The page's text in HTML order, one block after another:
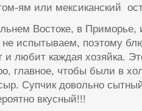
ям или мексиканский
Востоке, в Приморье,
не испытываем, поэтому
и любит каждая хозяйка.
главное, чтобы были в
Супчик довольно
вкусный!!!